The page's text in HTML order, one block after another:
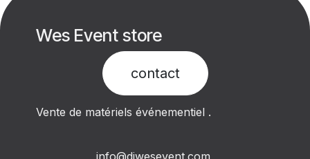
Wes Event store
contact​
Vente de matériels événementiel .